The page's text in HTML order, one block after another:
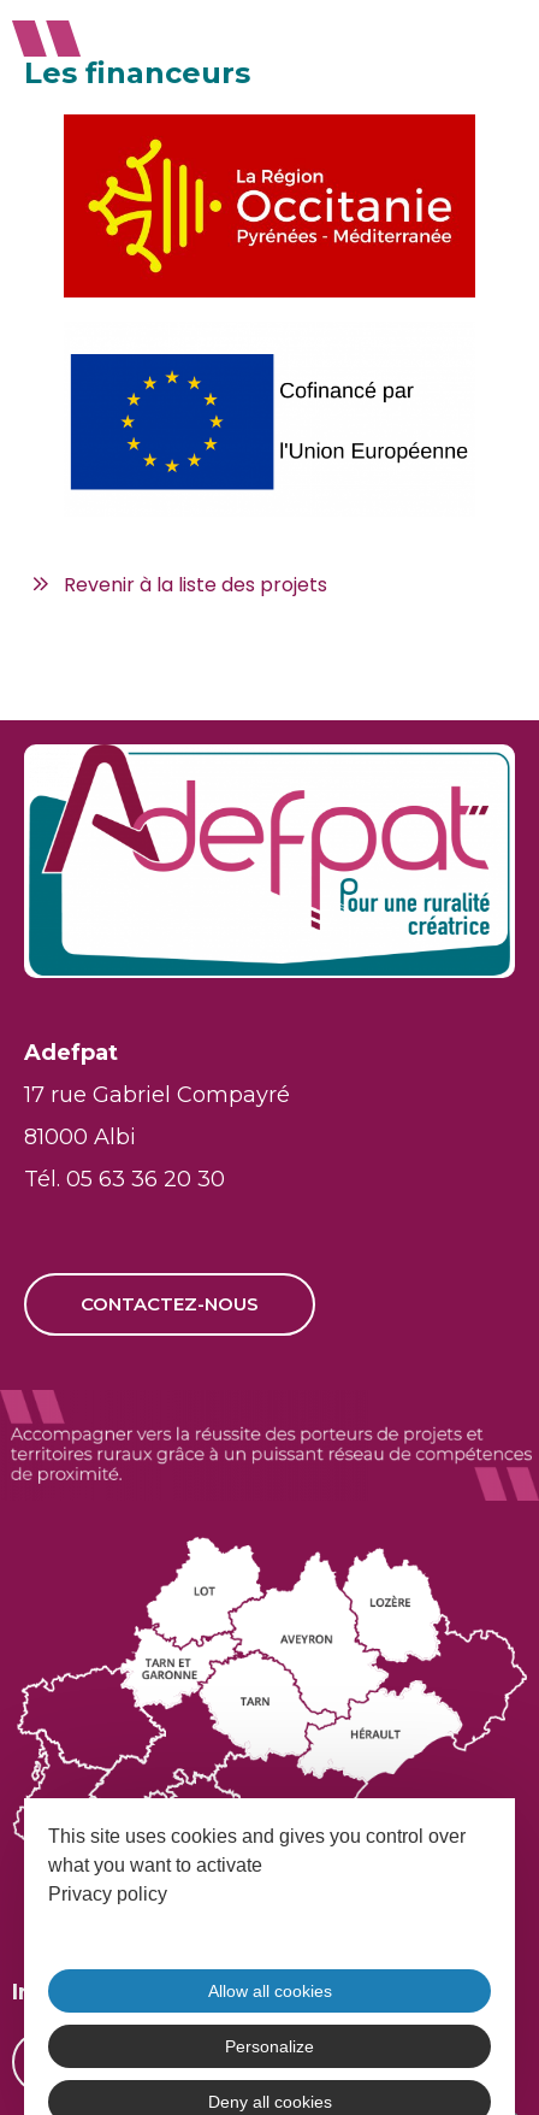
Les financeurs
Revenir à la liste des projets
Adefpat
17 rue Gabriel Compayré
81000 Albi
Tél. 05 63 36 20 30
CONTACTEZ-NOUS
Inscrivez-vous à notre Newsletter
This site uses cookies and gives you control over
what you want to activate
Privacy policy
Allow all cookies
Personalize
Deny all cookies